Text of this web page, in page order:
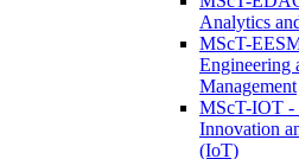
Analytics
MScT-
Engineering
Management
MScT-IOT -
Innovation
(IoT)